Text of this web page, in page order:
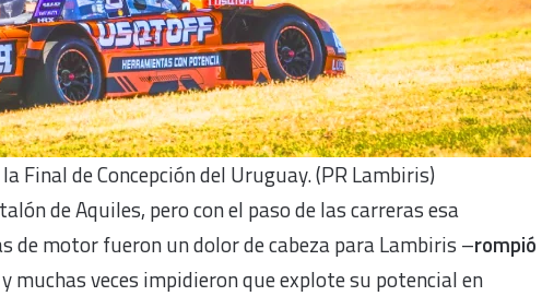
Final de Concepción del Uruguay. (PR Lambiris)
de Aquiles, pero con el paso de las carreras esa
de motor fueron un dolor de cabeza para Lambiris –rompió
muchas veces impidieron que explote su potencial en